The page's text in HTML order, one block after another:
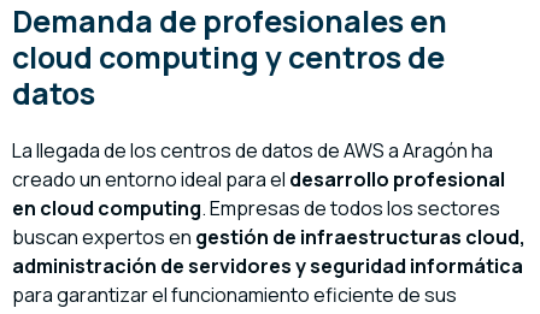
Demanda de profesionales en
cloud computing y centros de
datos
La llegada de los centros de datos de AWS a Aragón ha
creado un entorno ideal para el desarrollo profesional
en cloud computing. Empresas de todos los sectores
buscan expertos en gestión de infraestructuras cloud,
administración de servidores y seguridad informática
para garantizar el funcionamiento eficiente de sus